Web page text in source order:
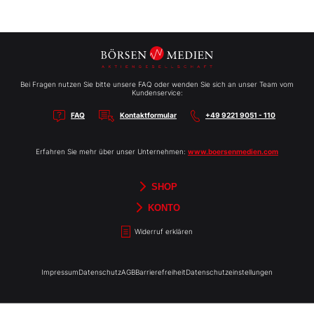
Bei Fragen nutzen Sie bitte unsere FAQ oder wenden Sie sich an unser Team vom
Kundenservice:
FAQ Kontaktformular +49 9221 9051 - 110
Erfahren Sie mehr über unser Unternehmen: www.boersenmedien.com
SHOP
Börsenbriefe
Aktien-Reports
HEBELTRADER
TradingDay
Newsletter
Merchandise
Gutscheine
KONTO
Widerruf erklären
ImpressumDatenschutzAGBBarrierefreiheitDatenschutzeinstellungen